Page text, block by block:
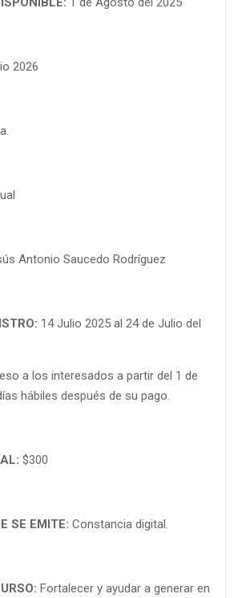
2026
Antonio Saucedo Rodríguez
14 Julio 2025 al 24 de Julio del
a los interesados a partir del 1 de
hábiles después de su pago.
$300
SE EMITE: Constancia digital.
Fortalecer y ayudar a generar en